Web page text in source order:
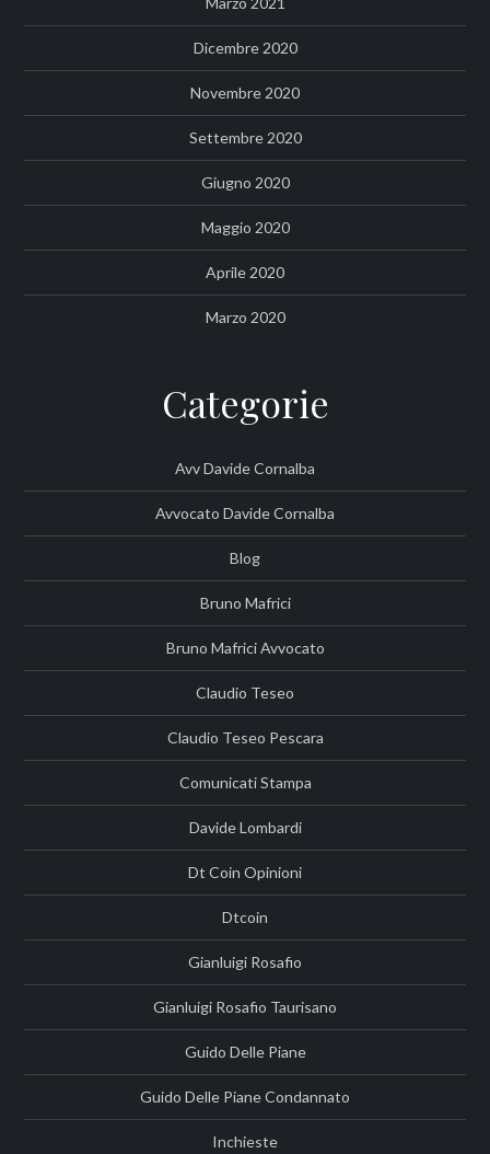
Dicembre 2020
Novembre 2020
Settembre 2020
Giugno 2020
Maggio 2020
Aprile 2020
Marzo 2020
Categorie
Avv Davide Cornalba
Avvocato Davide Cornalba
Blog
Bruno Mafrici
Bruno Mafrici Avvocato
Claudio Teseo
Claudio Teseo Pescara
Comunicati Stampa
Davide Lombardi
Dt Coin Opinioni
Dtcoin
Gianluigi Rosafio
Gianluigi Rosafio Taurisano
Guido Delle Piane
Guido Delle Piane Condannato
Inchieste